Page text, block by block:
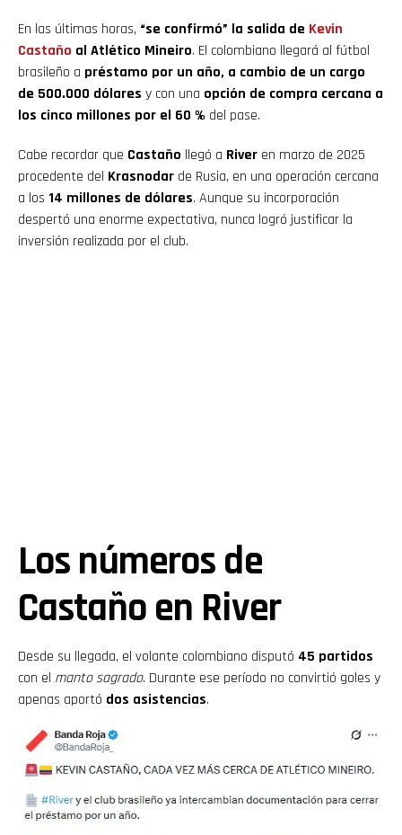
En las últimas horas, “se confirmó” la salida de Kevin
Castaño al Atlético Mineiro. El colombiano llegará al fútbol
brasileño a préstamo por un año, a cambio de un cargo
de 500.000 dólares y con una opción de compra cercana a
los cinco millones por el 60 % del pase.
Cabe recordar que Castaño llegó a River en marzo de 2025
procedente del Krasnodar de Rusia, en una operación cercana
a los 14 millones de dólares. Aunque su incorporación
despertó una enorme expectativa, nunca logró justificar la
inversión realizada por el club.
Los números de
Castaño en River
Desde su llegada, el volante colombiano disputó 45 partidos
con el manto sagrado. Durante ese período no convirtió goles y
apenas aportó dos asistencias.